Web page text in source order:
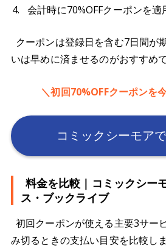
会計時に70%OFFクーポンを適
クーポンは登録日を含む7日間が
いは早めに済ませるのがおすすめで
＼初回70%OFFクーポンを
コミックシーモア
料金を比較｜コミックシー
ス・ブックライブ
初回クーポンが使える主要3サー
み切るときの支払い目安を比較しま